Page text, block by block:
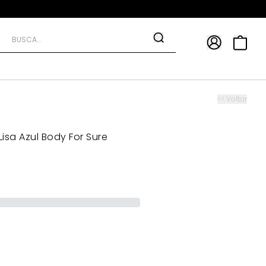
<< Voltar
Azul Body For Sure